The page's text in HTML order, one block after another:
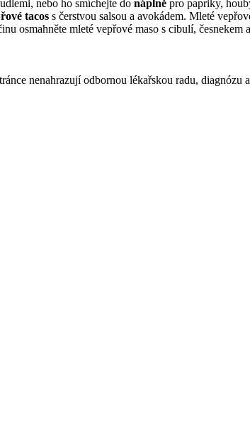
nebo ho smíchejte do náplně pro papriky,
tacos s čerstvou salsou a avokádem. Mleté
osmahněte mleté vepřové maso s cibulí,
nenahrazují odbornou lékařskou radu, diagnózu